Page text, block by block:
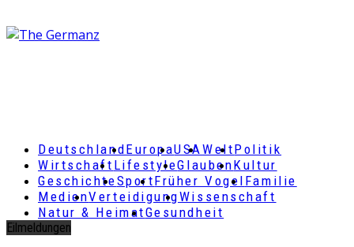
DeutschlandEuropaUSAWeltPolitik
Wirtschaft LifestyleGlaubenKultur
GeschichteSportFrüher Vogel Familie
MedienVerteidigungWissenschaft
Natur & HeimatGesundheit
Eilmeldungen